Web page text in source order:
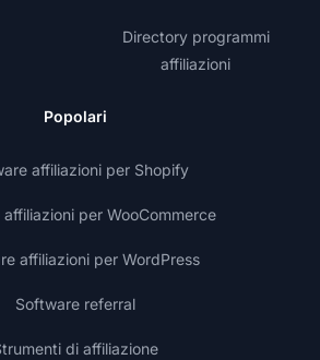
Directory programmi
affiliazioni
Popolari
affiliazioni per Shopify
per WooCommerce
affiliazioni per WordPress
Software referral
di affiliazione